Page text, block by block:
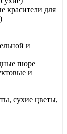
красители для
и
пюре
и
сухие цветы,